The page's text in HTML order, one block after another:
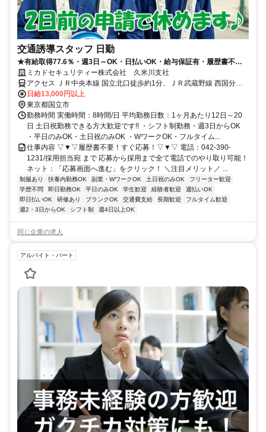
交通誘導スタッフ 日勤
★有給取得77.6％・週3日～OK・日払いOK・給与保証有・履歴書不要
★ ミカドセキュリティー株式会社 久米川支社
アクセス ＪＲ中央本線 国立北口徒歩約1分、ＪＲ武蔵野線 西国分寺
南口徒歩約23分、ＪＲ武蔵野線 西国分寺南口徒歩約23分
日給13,000円以上
東京都国立市
勤務時間 実働時間：8時間/日 平均勤務日数：1ヶ月あたり12日～20
日 土日祝勤務できる方大歓迎です!! ・シフト制勤務・週3日からOK
・平日のみOK・土日祝のみOK ・WワークOK・フルタイム...
仕事内容 ▽▼▽履歴書不要！すぐ応募！▽▼▽ 電話：042-390-
1231/採用担当宛 まで 応募から採用まで全て電話でのやり取り可能！
ネット：「応募画面へ進む」をクリック！ ＼注目メリット／ ...
制服あり 扶養内勤務OK 副業・WワークOK 土日祝のみOK
フリーター歓迎
学歴不問
即日勤務OK 平日のみOK 学生歓迎 経験者歓迎
週払いOK
即日払いOK
研修あり ブランクOK 交通費支給 長期歓迎
フルタイム歓迎
週2・3日からOK
シフト制 週4日以上OK
同じ企業の求人
アルバイト・パート